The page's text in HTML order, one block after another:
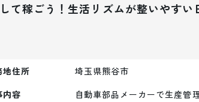
て稼ごう！生活リズムが整いやす
地住所
埼玉県熊谷市
内容
自動車部品メーカーで生産管